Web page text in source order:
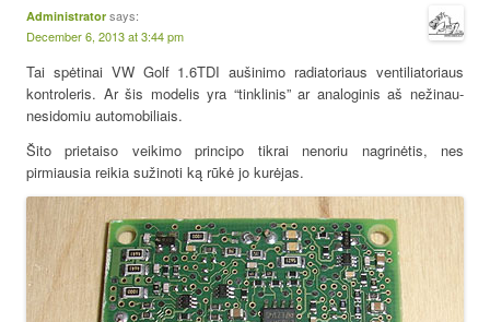
Administrator says:
December 6, 2013 at 3:44 pm
Tai spėtinai VW Golf 1.6TDI aušinimo radiatoriaus ventiliatoriaus
kontroleris. Ar šis modelis yra “tinklinis” ar analoginis aš nežinau-
nesidomiu automobiliais.
Šito prietaiso veikimo principo tikrai nenoriu nagrinėtis, nes
pirmiausia reikia sužinoti ką rūkė jo kurėjas.